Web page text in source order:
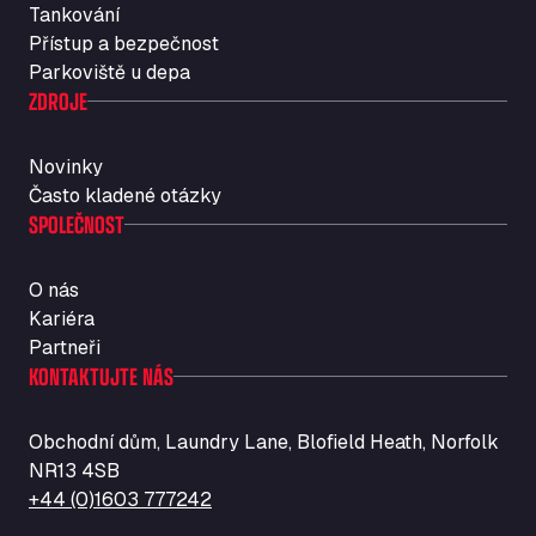
Str. Vigentina, 205 km 5+380, 27010
Autotransit Amann
Auf dem Dreisch 8, 34346
Avin Kominis
AW Jenkinson Runcorn Truck Parking
Ashville Way, WA7 3EZ
AWJ Penrith Truckstop
Backline Logistics Limited
Hill Barton Business park, EX5 1DR
Ballestas Flores
Ctra C 157 , 37009
Ballinluig, PH9 0LG
Bapaume Truck House A1
Tankování
Přístup a bezpečnost
Parkoviště u depa
ZDROJE
Novinky
Často kladené otázky
SPOLEČNOST
O nás
Kariéra
Partneři
KONTAKTUJTE NÁS
Obchodní dům, Laundry Lane, Blofield Heath, Norfolk
NR13 4SB
+44 (0)1603 777242